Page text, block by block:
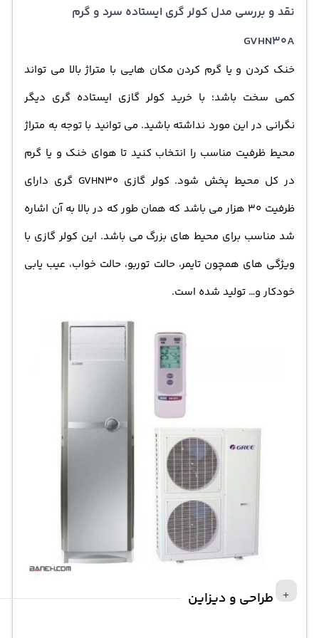
ساده و راحت باشد. این ویژگی ها شامل تایمر، حالت توربو «
Diagnostic »، راه اندازی مجدد خودکار و... می باشند که
سهولت استفاده را به همراه خواهند داشت. کمپانی گری این
کولر ایستاده را همراه با کمپرسور اسکرول تولید کرده است که
وجود این موتور باعث می شود تا بسیار مناسب برای مناطقی با
ايستاده به صورت سرمایشی و گرمایشی می باشد که با تغییر
حالت های آن می توانید از آن در فصل های سرد و گرم سال
استفاده کنید.
نقد و بررسی مدل کولر گری ایستاده سرد و گرم
GVHN30A
خنک کردن و یا گرم کردن مکان هایی با متراژ بالا می تواند
کمی سخت باشد؛ با خريد كولر گازي ایستاده گری دیگر
نگرانی در این مورد نداشته باشید. می توانید با توجه به متراژ
محیط ظرفیت مناسب را انتخاب کنید تا هوای خنک و یا گرم
در کل محیط پخش شود. کولر گازی GVHN30 گری دارای
ظرفیت 30 هزار می باشد که همان طور که در بالا به آن اشاره
شد مناسب برای محیط های بزرگ می باشد. این کولر گازی با
ویژگی های همچون تایمر، حالت توربو، حالت خواب، عیب یابی
خودکار و… تولید شده است.
طراحی و دیزاین